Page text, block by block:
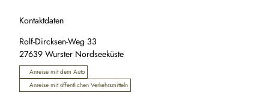
Kontaktdaten
Rolf-Dircksen-Weg 33
27639 Wurster Nordseeküste
Anreise mit dem Auto
Anreise mit öffentlichen Verkehrsmitteln